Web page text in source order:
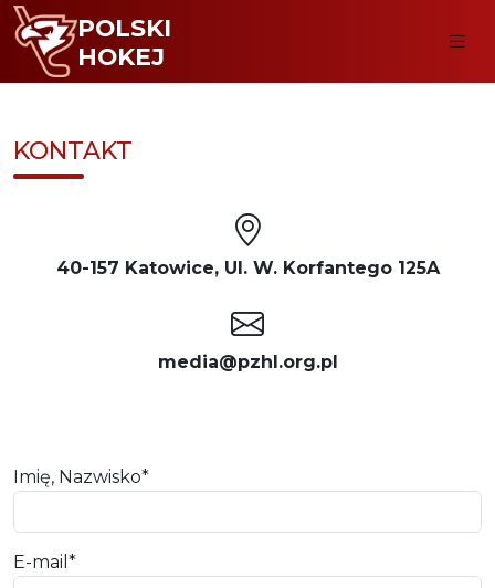
POLSKI
HOKEJ
KONTAKT
40-157 Katowice, Ul. W. Korfantego 125A
media@pzhl.org.pl
Imię, Nazwisko*
E-mail*